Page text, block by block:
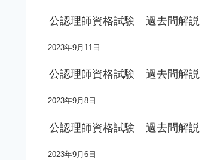
公認理師資格試験 過去問解
2023年9月11日
公認理師資格試験 過去問解
2023年9月8日
公認理師資格試験 過去問解説
2023年9月6日